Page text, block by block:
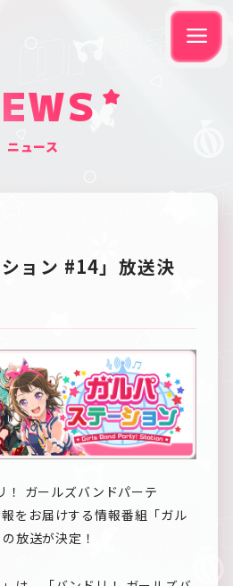
ニュース
ション #14」放送決
！ ガールズバンドパーテ
をお届けする情報番組「ガル
放送が決定！